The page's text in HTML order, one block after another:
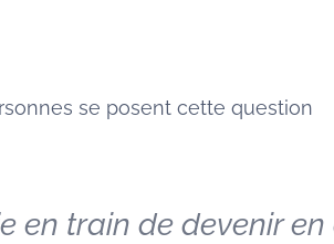
se posent cette question
en train de devenir